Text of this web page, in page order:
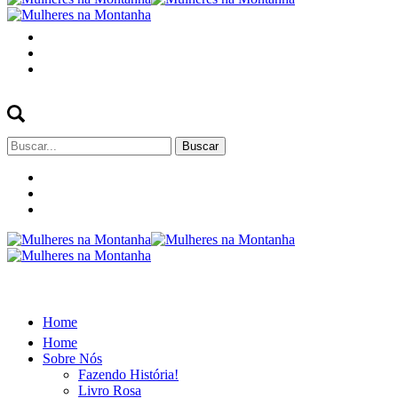
Buscar
por:
Home
Home
Sobre Nós
Fazendo História!
Livro Rosa